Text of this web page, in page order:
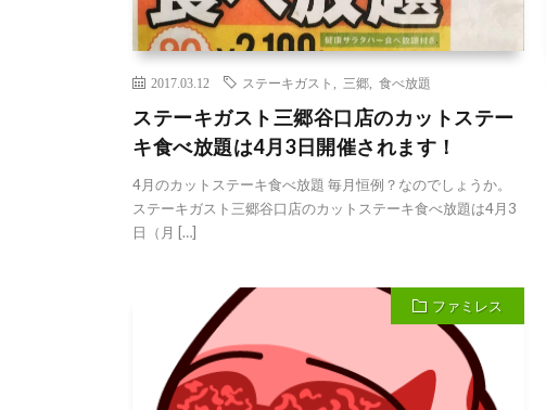
2017.03.12 ステーキガスト 三郷 食べ放題
ステーキガスト三郷谷口店のカットステー
キ食べ放題は4月3日開催されます！
4月のカットステーキ食べ放題 毎月恒例？なのでしょうか。
ステーキガスト三郷谷口店のカットステーキ食べ放題は4月3
日（月 […]
ファミレス